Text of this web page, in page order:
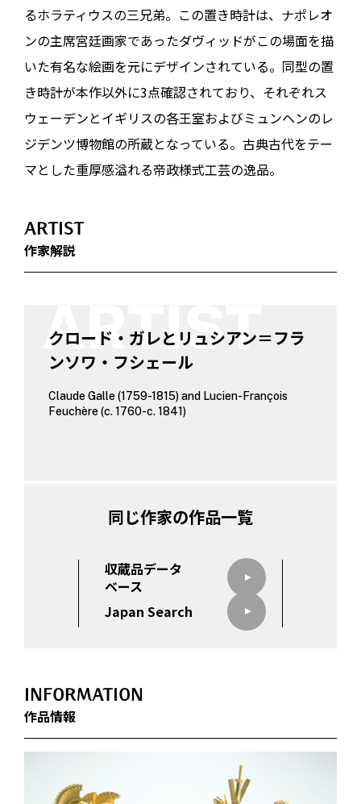
るホラティウスの三兄弟。この置き時計は、ナポレオ
ンの主席宮廷画家であったダヴィッドがこの場面を描
いた有名な絵画を元にデザインされている。同型の置
き時計が本作以外に3点確認されており、それぞれス
ウェーデンとイギリスの各王室およびミュンヘンのレ
ジデンツ博物館の所蔵となっている。古典古代をテー
マとした重厚感溢れる帝政様式工芸の逸品。
ARTIST
作家解説
クロード・ガレとリュシアン＝フラ
ンソワ・フシェール
Claude Galle (1759-1815) and Lucien-François
Feuchère (c. 1760-c. 1841)
同じ作家の作品一覧
収蔵品データ
ベース
Japan Search
INFORMATION
作品情報